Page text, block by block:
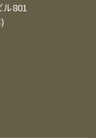
ル801